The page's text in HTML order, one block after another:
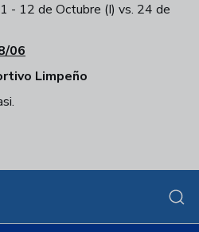
- 12 de Octubre (I) vs. 24 de
06
Limpeño